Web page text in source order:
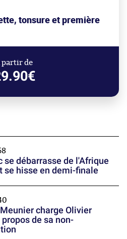
tonsure et première
partir de
se débarrasse de l'Afrique
se hisse en demi-finale
charge Olivier
de sa non-